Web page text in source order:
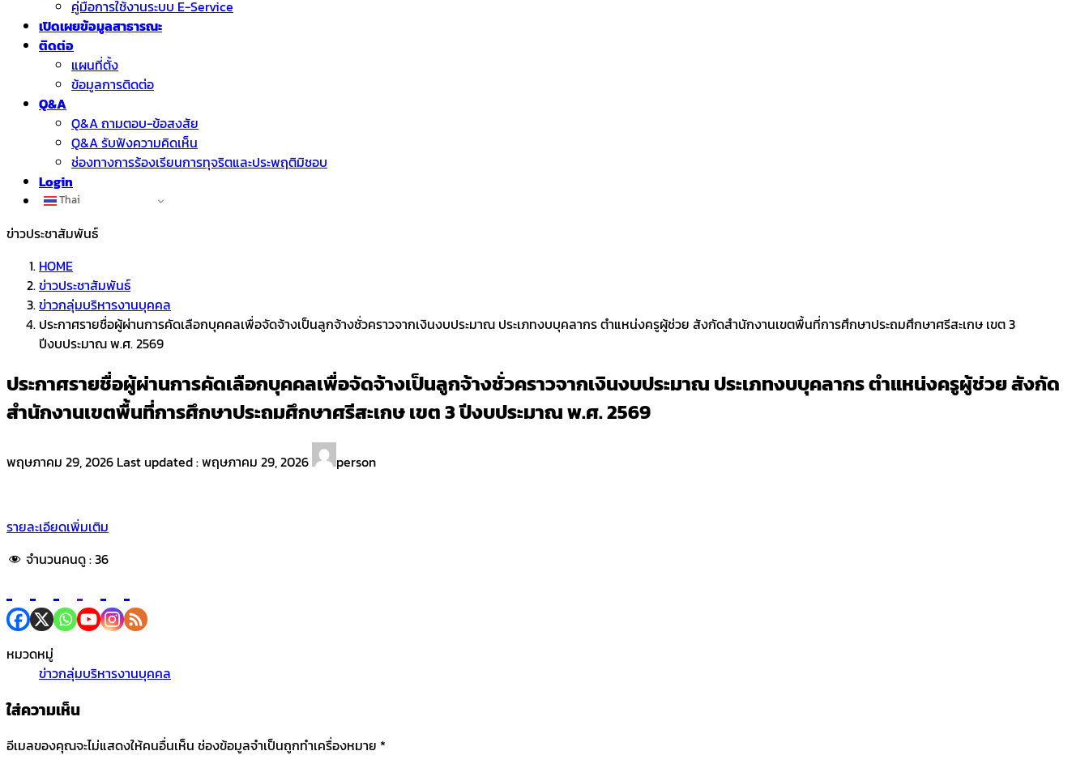
คู่มือการใช้งานระบบ E-Service
เปิดเผยข้อมูลสาธารณะ
ติดต่อ
แผนที่ตั้ง
ข้อมูลการติดต่อ
Q&A
Q&A ถามตอบ-ข้อสงสัย
Q&A รับฟังความคิดเห็น
ช่องทางการร้องเรียนการทุจริตและประพฤติมิชอบ
Login
Thai
ข่าวประชาสัมพันธ์
HOME
ข่าวประชาสัมพันธ์
ข่าวกลุ่มบริหารงานบุคคล
ประกาศรายชื่อผู้ผ่านการคัดเลือกบุคคลเพื่อจัดจ้างเป็นลูกจ้างชั่วคราวจากเงินงบประมาณ ประเภทงบบุคลากร ตำแหน่งครูผู้ช่วย สังกัดสำนักงานเขตพื้นที่การศึกษาประถมศึกษาศรีสะเกษ เขต 3
ปีงบประมาณ พ.ศ. 2569
ประกาศรายชื่อผู้ผ่านการคัดเลือกบุคคลเพื่อจัดจ้างเป็นลูกจ้างชั่วคราวจากเงินงบประมาณ ประเภทงบบุคลากร ตำแหน่งครูผู้ช่วย สังกัด
สำนักงานเขตพื้นที่การศึกษาประถมศึกษาศรีสะเกษ เขต 3 ปีงบประมาณ พ.ศ. 2569
พฤษภาคม 29, 2026 Last updated :พฤษภาคม 29, 2026 person
รายละเอียดเพิ่มเติม
จำนวนคนดู :36
หมวดหมู่
ข่าวกลุ่มบริหารงานบุคคล
ใส่ความเห็น
อีเมลของคุณจะไม่แสดงให้คนอื่นเห็น ช่องข้อมูลจำเป็นถูกทำเครื่องหมาย *